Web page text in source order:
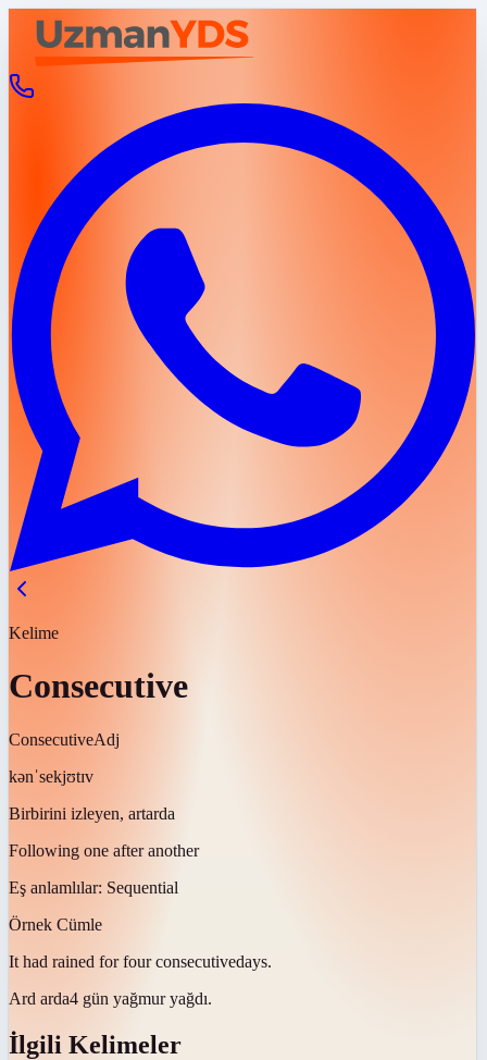
Kelime
Consecutive
ConsecutiveAdj
kənˈsekjʊtɪv
Birbirini izleyen, artarda
Following one after another
Eş anlamlılar: Sequential
Örnek Cümle
It had rained for four consecutivedays.
Ard arda4 gün yağmur yağdı.
İlgili Kelimeler